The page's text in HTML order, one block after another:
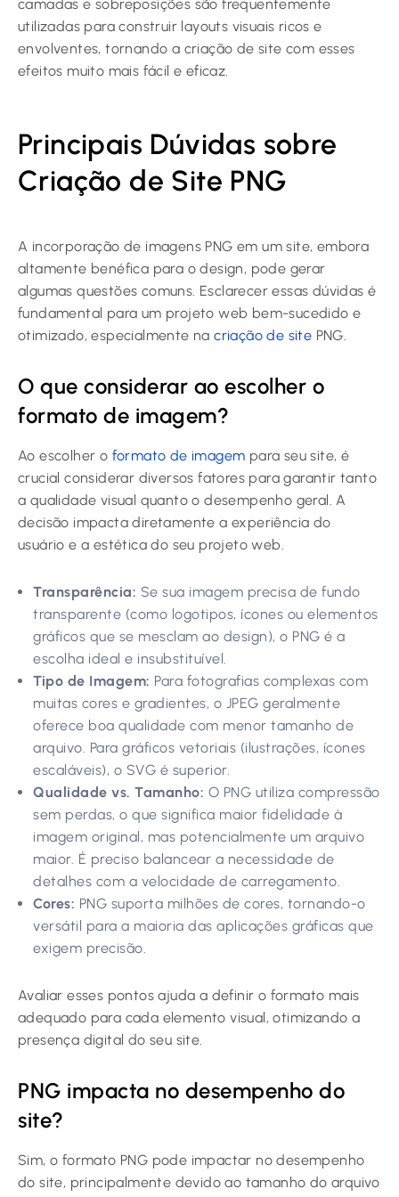
camadas e sobreposições são frequentemente
utilizadas para construir layouts visuais ricos e
envolventes, tornando a criação de site com esses
efeitos muito mais fácil e eficaz.
Principais Dúvidas sobre
Criação de Site PNG
A incorporação de imagens PNG em um site, embora
altamente benéfica para o design, pode gerar
algumas questões comuns. Esclarecer essas dúvidas é
fundamental para um projeto web bem-sucedido e
otimizado, especialmente nacriação de site PNG.
O que considerar ao escolher o
formato de imagem?
Ao escolher o formato de imagem para seu site, é
crucial considerar diversos fatores para garantir tanto
a qualidade visual quanto o desempenho geral. A
decisão impacta diretamente a experiência do
usuário e a estética do seu projeto web.
Transparência: Se sua imagem precisa de fundo
transparente (como logotipos, ícones ou elementos
gráficos que se mesclam ao design), o PNG é a
escolha ideal e insubstituível.
Tipo de Imagem: Para fotografias complexas com
muitas cores e gradientes, o JPEG geralmente
oferece boa qualidade com menor tamanho de
arquivo. Para gráficos vetoriais (ilustrações, ícones
escaláveis), o SVG é superior.
Qualidade vs. Tamanho: O PNG utiliza compressão
sem perdas, o que significa maior fidelidade à
imagem original, mas potencialmente um arquivo
maior. É preciso balancear a necessidade de
detalhes com a velocidade de carregamento.
Cores: PNG suporta milhões de cores, tornando-o
versátil para a maioria das aplicações gráficas que
exigem precisão.
Avaliar esses pontos ajuda a definir o formato mais
adequado para cada elemento visual, otimizando a
presença digital do seu site.
PNG impacta no desempenho do
site?
Sim, o formato PNG pode impactar no desempenho
do site, principalmente devido ao tamanho do arquivo